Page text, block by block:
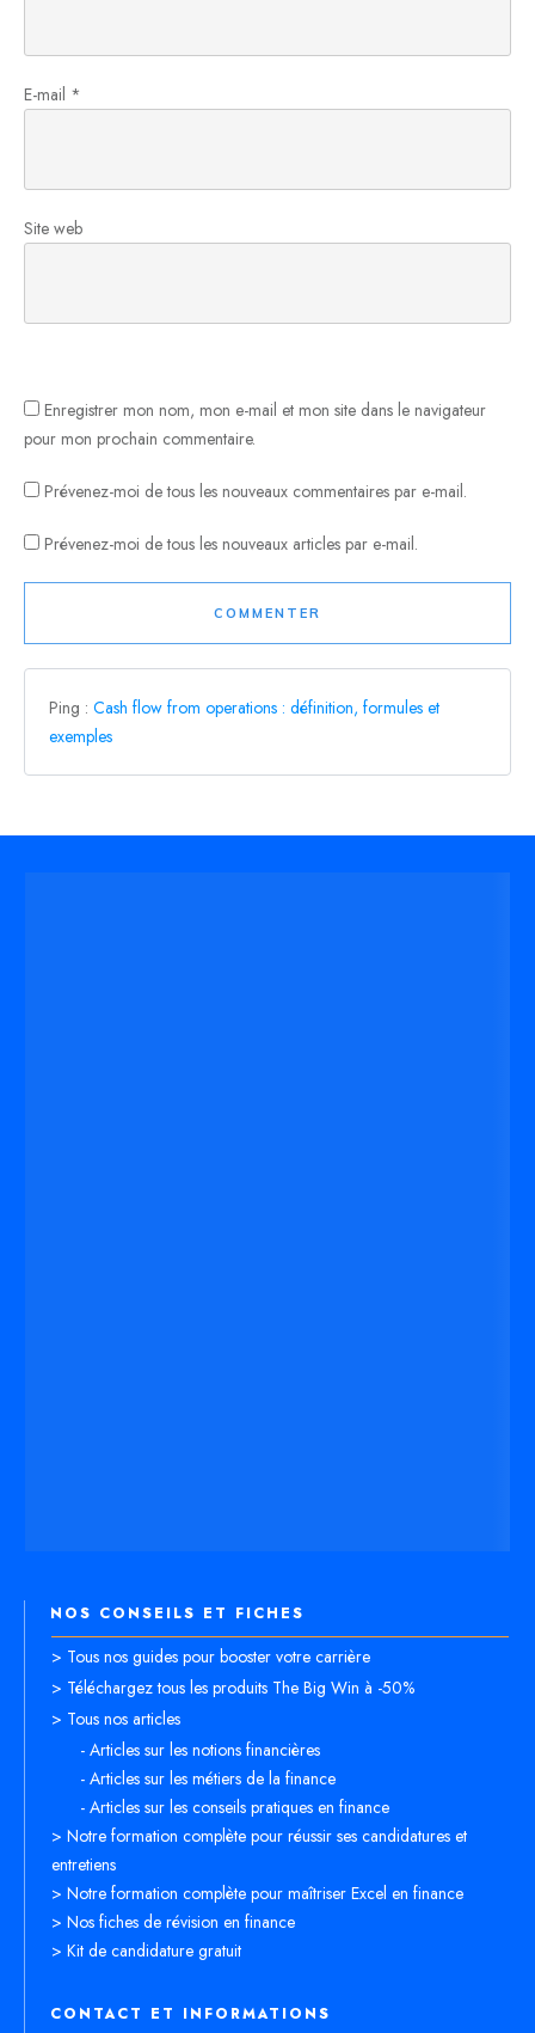
E-mail *
Site web
Enregistrer mon nom, mon e-mail et mon site dans le navigateur
pour mon prochain commentaire.
Prévenez-moi de tous les nouveaux commentaires par e-mail.
Prévenez-moi de tous les nouveaux articles par e-mail.
COMMENTER
Ping : Cash flow from operations : définition, formules et
exemples
NOS CONSEILS ET FICHES
> Tous nos guides pour booster votre carrière
> Téléchargez tous les produits The Big Win à -50%
> Tous nos articles
- Articles sur les notions financières
- Articles sur les métiers de la finance
- Articles sur les conseils pratiques en finance
> Notre formation complète pour réussir ses candidatures et
entretiens
> Notre formation complète pour maîtriser Excel en finance
> Nos fiches de révision en finance
> Kit de candidature gratuit
CONTACT ET INFORMATIONS